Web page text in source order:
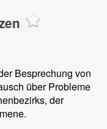
Besprechung von
über Probleme
der